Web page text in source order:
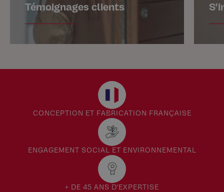
Témoignages clients
CONCEPTION ET FABRICATION FRANÇAISE
ENGAGEMENT SOCIAL ET ENVIRONNEMENTAL
+ DE 45 ANS D'EXPERTISE